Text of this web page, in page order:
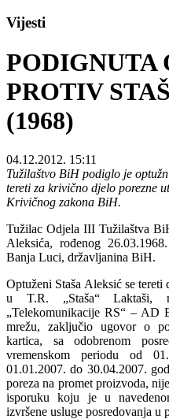
Vijesti
PODIGNUTA
PROTIV
(1968)
04.12.2012. 15:11
Tužilaštvo BiH podiglo je
tereti za krivično djelo porezne
Krivičnog zakona BiH.
Tužilac Odjela III Tužilaštva
Aleksića, rođenog
Banja Luci, državljanina BiH.
Optuženi Staša Aleksić se
u T.R. „Staša“ Laktaši,
„Telekomunikacije RS“ – AD
mrežu, zaključio ugovor o
kartica, sa odobrenom
vremenskom periodu od
01.01.2007. do 30.04.2007.
poreza na promet proizvoda,
isporuku koju je u
izvršene usluge posredovanja